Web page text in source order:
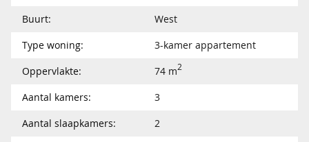
Buurt:
West
Type woning:
3-kamer appartement
Oppervlakte:
74 m2
Aantal kamers:
3
Aantal slaapkamers:
2